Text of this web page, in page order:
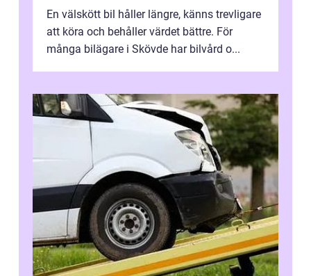
En välskött bil håller längre, känns trevligare
att köra och behåller värdet bättre. För
många bilägare i Skövde har bilvård o...